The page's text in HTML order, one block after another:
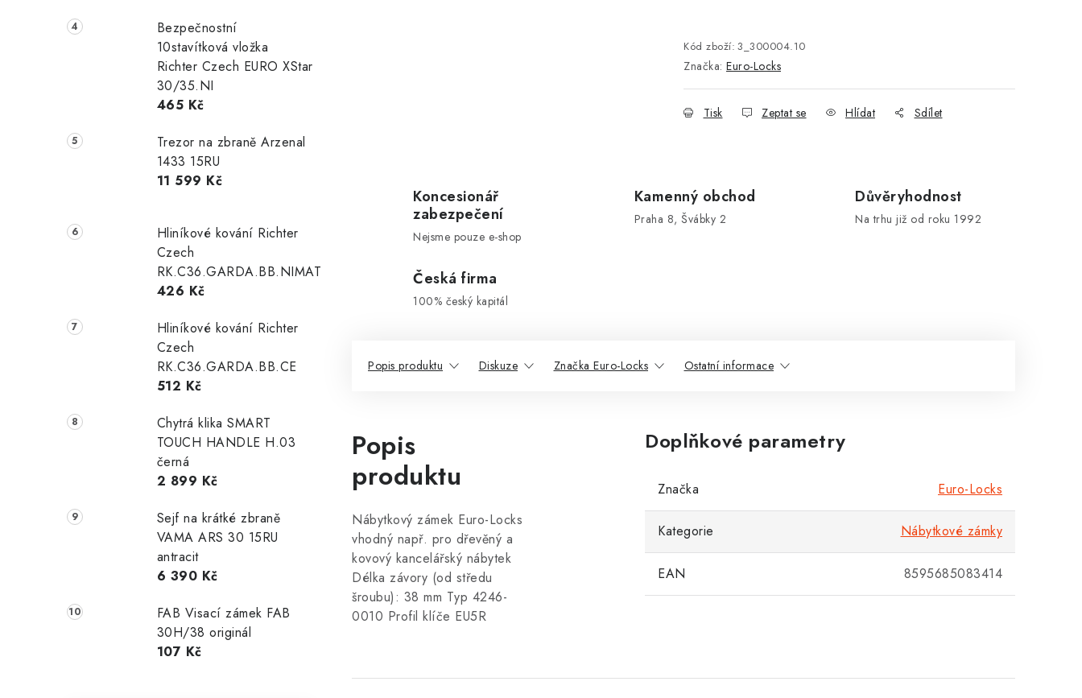
n
Bezpečnostní
10stavítková vložka
Richter Czech EURO XStar
30/35.NI
465 Kč
Trezor na zbraně Arzenal
1433 15RU
11 599 Kč
Hliníkové kování Richter
Czech
RK.C36.GARDA.BB.NIMAT
426 Kč
Hliníkové kování Richter
Czech
RK.C36.GARDA.BB.CE
512 Kč
Chytrá klika SMART
TOUCH HANDLE H.03
černá
2 899 Kč
Sejf na krátké zbraně
VAMA ARS 30 15RU
antracit
6 390 Kč
FAB Visací zámek FAB
30H/38 originál
107 Kč
Kód zboží: 3_300004.10
Značka: Euro-Locks
Tisk Zeptat se Hlídat Sdílet
Koncesionář
zabezpečení
Nejsme pouze e-shop
Kamenný obchod
Praha 8, Švábky 2
Důvěryhodnost
Na trhu již od roku 1992
Česká firma
100% český kapitál
Popis produktu Diskuze Značka Euro-Locks Ostatní informace
Popis
produktu
Nábytkový zámek Euro-Locks
vhodný např. pro dřevěný a
kovový kancelářský nábytek
Délka závory (od středu
šroubu): 38 mm Typ 4246-
0010 Profil klíče EU5R
Doplňkové parametry
Značka Euro-Locks
Kategorie Nábytkové zámky
EAN 8595685083414